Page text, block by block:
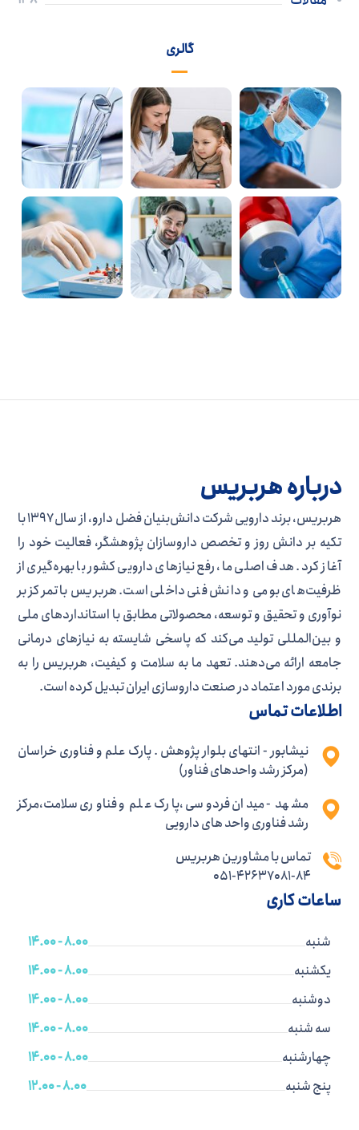
گالری
درباره هربریس
هربریس، برند دارویی شرکت دانش‌بنیان فضل دارو، از سال ۱۳۹۷ با
تکیه بر دانش روز و تخصص داروسازان پژوهشگر، فعالیت خود را
آغاز کرد. هدف اصلی ما، رفع نیازهای دارویی کشور با بهره‌گیری از
ظرفیت‌های بومی و دانش فنی داخلی است. هربریس با تمرکز بر
نوآوری و تحقیق و توسعه، محصولاتی مطابق با استانداردهای ملی
و بین‌المللی تولید می‌کند که پاسخی شایسته به نیازهای درمانی
جامعه ارائه می‌دهند. تعهد ما به سلامت و کیفیت، هربریس را به
برندی مورد اعتماد در صنعت داروسازی ایران تبدیل کرده است.
اطلاعات تماس
نیشابور - انتهای بلوار پژوهش . پارک علم و فناوری خراسان
(مرکز رشد واحدهای فناور)
مشهد - میدان فردوسی ،پارک علم و فناوری سلامت،مرکز
رشد فناوری واحد های دارویی
تماس با مشاورین هربریس
051-42637081-84
ساعات کاری
شنبه
8.00 - 14.00
یکشنبه
8.00 - 14.00
دوشنبه
8.00 - 14.00
سه شنبه
8.00 - 14.00
چهارشنبه
8.00 - 14.00
پنج شنبه
8.00 - 12.00